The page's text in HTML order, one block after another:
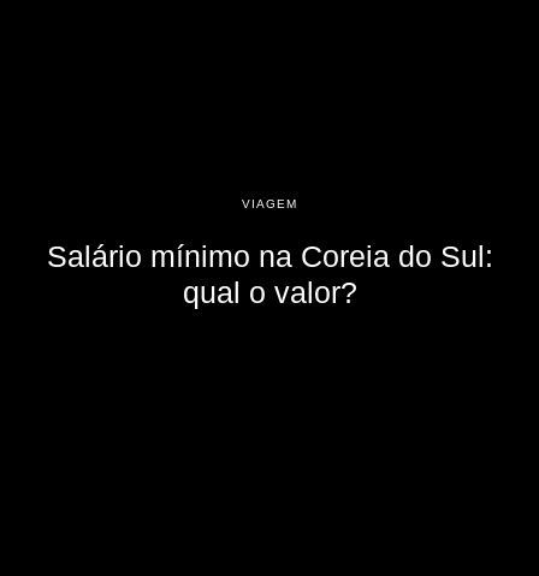
VIAGEM
Salário mínimo na Coreia do Sul:
qual o valor?